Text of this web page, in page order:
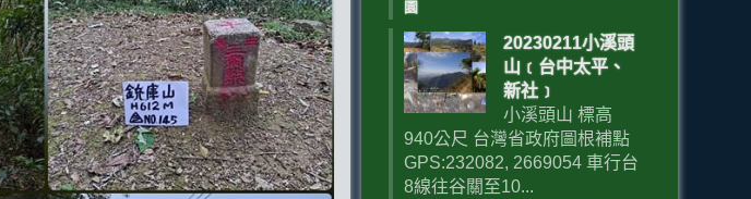
園
20230211小溪頭
山﹝台中太平、
新社﹞
小溪頭山 標高
940公尺 台灣省政府圖根補點
GPS:232082, 2669054 車行台
8線往谷關至10...